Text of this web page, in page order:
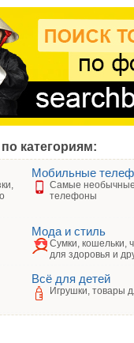
категориям:
Мобильные
Самые
телефоны
Мода и стиль
Сумки, кошельки,
для здоровья и
Всё для детей
Игрушки, товары